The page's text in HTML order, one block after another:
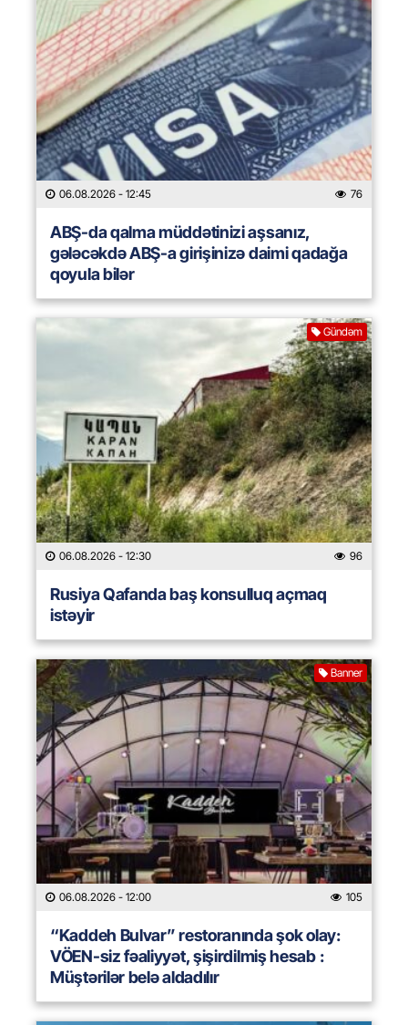
06.08.2026 - 12:45 76
ABŞ-da qalma müddətinizi aşsanız,
gələcəkdə ABŞ-a girişinizə daimi qadağa
qoyula bilər
Gündəm
06.08.2026 - 12:30 96
Rusiya Qafanda baş konsulluq açmaq
istəyir
Banner
06.08.2026 - 12:00 105
“Kaddeh Bulvar” restoranında şok olay:
VÖEN-siz fəaliyyət, şişirdilmiş hesab :
Müştərilər belə aldadılır